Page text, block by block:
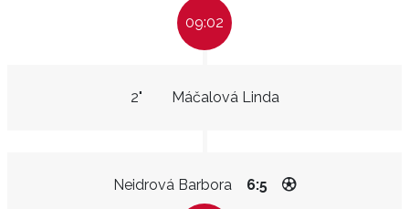
09:02
Máčalová Linda
2"
Neidrová Barbora 6:5